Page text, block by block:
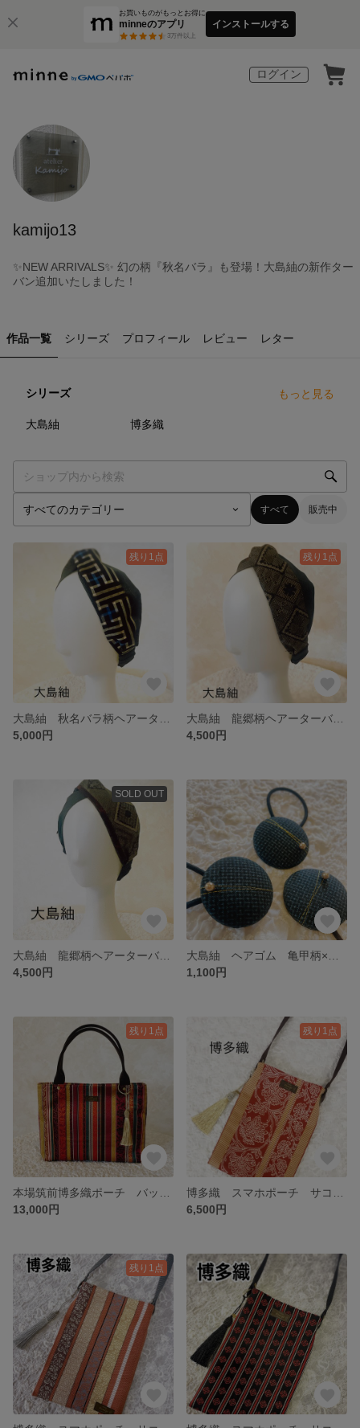
お買いものがもっとお得に
minneのアプリ
3万件以上
インストールする
ログイン
kamijo13
✨NEW ARRIVALS✨ 幻の柄『秋名バラ』も登場！大島紬の新作ター
バン追加いたしました！
作品一覧 シリーズ プロフィール レビュー レター
シリーズ もっと見る
大島紬 博多織
すべて 販売中
残り1点
5,000円
残り1点
4,500円
SOLD OUT
4,500円
1,100円
残り1点
13,000円
残り1点
6,500円
残り1点